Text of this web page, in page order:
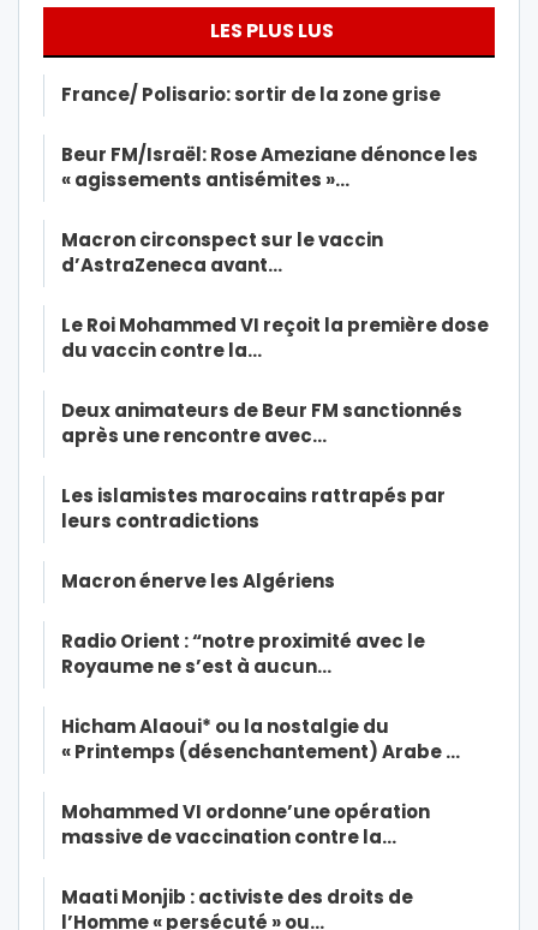
LES PLUS LUS
France/ Polisario: sortir de la zone grise
Beur FM/Israël: Rose Ameziane dénonce les
« agissements antisémites »…
Macron circonspect sur le vaccin
d’AstraZeneca avant…
Le Roi Mohammed VI reçoit la première dose
du vaccin contre la…
Deux animateurs de Beur FM sanctionnés
après une rencontre avec…
Les islamistes marocains rattrapés par
leurs contradictions
Macron énerve les Algériens
Radio Orient : “notre proximité avec le
Royaume ne s’est à aucun…
Hicham Alaoui* ou la nostalgie du
« Printemps (désenchantement) Arabe …
Mohammed VI ordonne’une opération
massive de vaccination contre la…
Maati Monjib : activiste des droits de
l’Homme « persécuté » ou…